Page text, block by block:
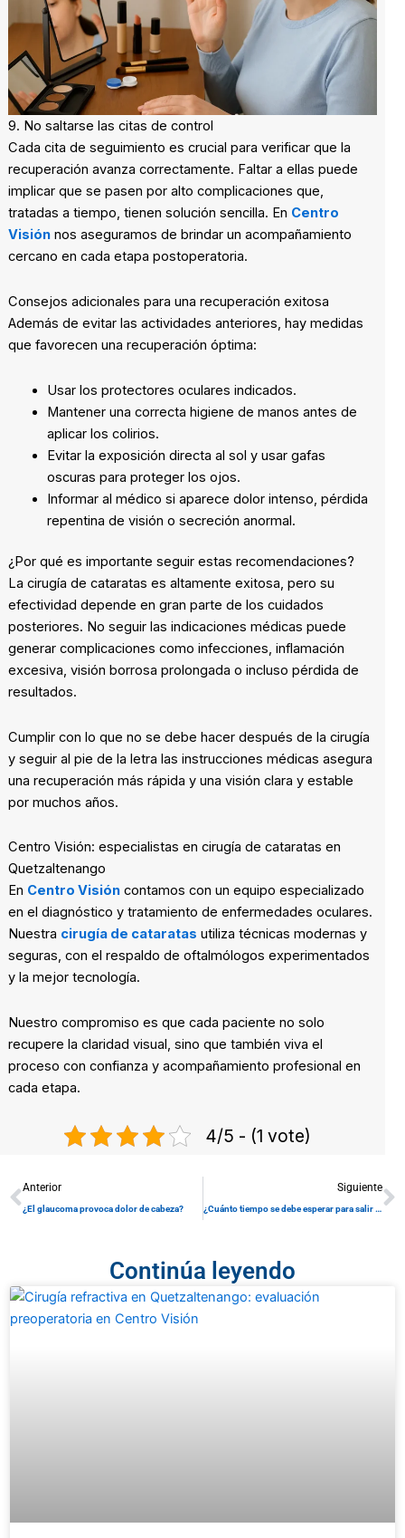
9. No saltarse las citas de control
Cada cita de seguimiento es crucial para verificar que la
recuperación avanza correctamente. Faltar a ellas puede
implicar que se pasen por alto complicaciones que,
tratadas a tiempo, tienen solución sencilla. En Centro
Visiónnos aseguramos de brindar un acompañamiento
cercano en cada etapa postoperatoria.
Consejos adicionales para una recuperación exitosa
Además de evitar las actividades anteriores, hay medidas
que favorecen una recuperación óptima:
Usar los protectores oculares indicados.
Mantener una correcta higiene de manos antes de
aplicar los colirios.
Evitar la exposición directa al sol y usar gafas
oscuras para proteger los ojos.
Informar al médico si aparece dolor intenso, pérdida
repentina de visión o secreción anormal.
¿Por qué es importante seguir estas recomendaciones?
La cirugía de cataratas es altamente exitosa, pero su
efectividad depende en gran parte de los cuidados
posteriores. No seguir las indicaciones médicas puede
generar complicaciones como infecciones, inflamación
excesiva, visión borrosa prolongada o incluso pérdida de
resultados.
Cumplir con lo que no se debe hacer después de la cirugía
y seguir al pie de la letra las instrucciones médicas asegura
una recuperación más rápida y una visión clara y estable
por muchos años.
Centro Visión: especialistas en cirugía de cataratas en
Quetzaltenango
En Centro Visióncontamos con un equipo especializado
en el diagnóstico y tratamiento de enfermedades oculares.
Nuestra cirugía de cataratas utiliza técnicas modernas y
seguras, con el respaldo de oftalmólogos experimentados
y la mejor tecnología.
Nuestro compromiso es que cada paciente no solo
recupere la claridad visual, sino que también viva el
proceso con confianza y acompañamiento profesional en
cada etapa.
4/5 - (1 vote)
Prev
Anterior
¿El glaucoma provoca dolor de cabeza?
Siguiente
¿Cuánto tiempo se debe esperar para salir a la calle después de una cirugía de retina?
Continúa leyendo